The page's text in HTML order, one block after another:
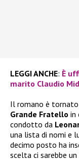
LEGGI ANCHE: È
marito Claudio
Il romano è tornato
Grande Fratello in
condotto da
una lista di nomi e
decimo posto ha
scelta ci sarebbe